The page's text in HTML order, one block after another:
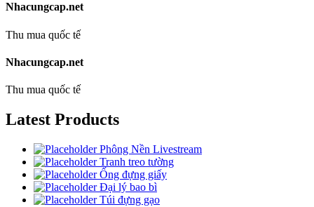
Nhacungcap.net
Thu mua quốc tế
Nhacungcap.net
Thu mua quốc tế
Latest Products
Phông Nền Livestream
Tranh treo tường
Ống đựng giấy
Đại lý bao bì
Túi đựng gạo